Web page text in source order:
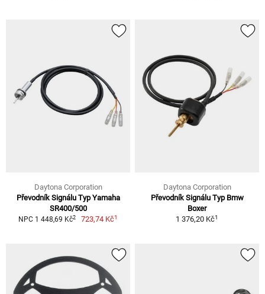
Daytona Corporation
Převodník Signálu Typ Yamaha
SR400/500
NPC 1 448,69 Kč2 723,74 Kč1
Daytona Corporation
Převodník Signálu Typ Bmw
Boxer
1 376,20 Kč1